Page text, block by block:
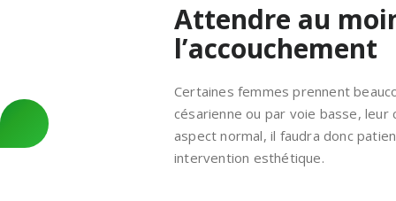
Attendre au
l’accouchement
Certaines femmes prennent
césarienne ou par voie basse,
aspect normal, il faudra donc
intervention esthétique.